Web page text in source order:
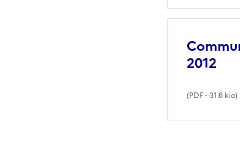
2012
(PDF- 31.6 kio)